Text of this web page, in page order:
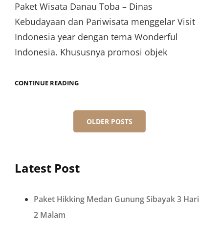
Paket Wisata Danau Toba – Dinas
Kebudayaan dan Pariwisata menggelar Visit
Indonesia year dengan tema Wonderful
Indonesia. Khususnya promosi objek
CONTINUE READING
OLDER POSTS
Latest Post
Paket Hikking Medan Gunung Sibayak 3 Hari
2 Malam